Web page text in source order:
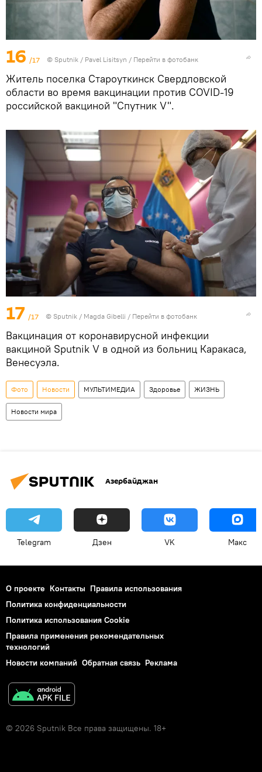
16 /17 © Sputnik / Pavel Lisitsyn / Перейти в фотобанк
Житель поселка Староуткинск Свердловской
области во время вакцинации против COVID-19
российской вакциной "Спутник V".
17 /17 © Sputnik / Magda Gibelli / Перейти в фотобанк
Вакцинация от коронавирусной инфекции
вакциной Sputnik V в одной из больниц Каракаса,
Венесуэла.
Фото Новости МУЛЬТИМЕДИА Здоровье ЖИЗНЬ
Новости мира
Азербайджан
Telegram Дзен VK Макс
О проекте Контакты Правила использования
Политика конфиденциальности
Политика использования Cookie
Правила применения рекомендательных
технологий
Новости компаний Обратная связь Реклама
© 2026 Sputnik Все права защищены. 18+